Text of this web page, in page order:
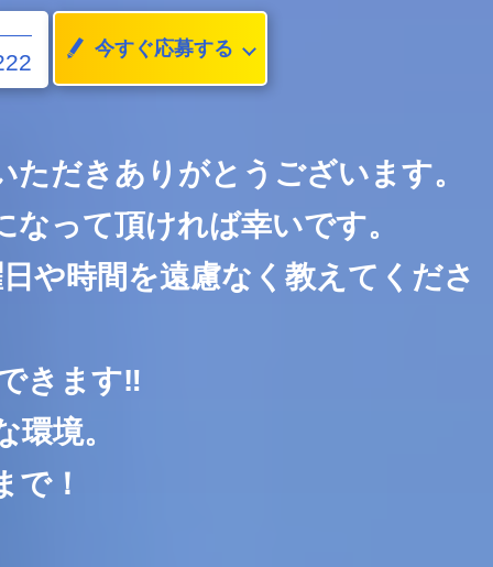
今すぐ応募する
だきありがとうございます。
って頂ければ幸いです。
や時間を遠慮なく教えてくださ
きます‼
境。
で！